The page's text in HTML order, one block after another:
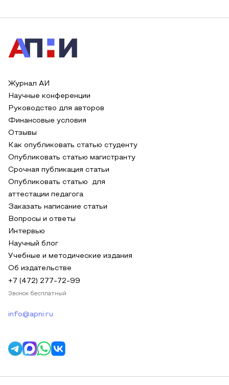
Журнал АИ
Научные конференции
Руководство для авторов
Финансовые условия
Отзывы
Как опубликовать статью студенту
Опубликовать статью магистранту
Срочная публикация статьи
Опубликовать статью для
аттестации педагога
Заказать написание статьи
Вопросы и ответы
Интервью
Научный блог
Учебные и методические издания
Об издательстве
+7 (472) 277-72-99
Звонок бесплатный
info@apni.ru